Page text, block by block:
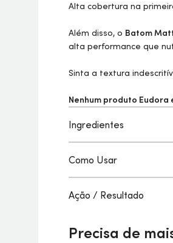
Alta cobertura na
Além disso, o Batom
alta performance que
Sinta a textura
Nenhum produto
Ingredientes
Como Usar
Ação / Resultado
Precisa de